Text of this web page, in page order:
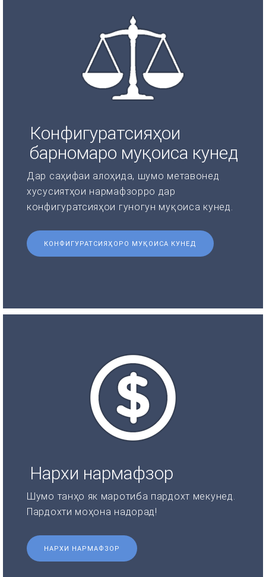
Конфигуратсияҳои
барномаро муқоиса кунед
Дар саҳифаи алоҳида, шумо метавонед
хусусиятҳои нармафзорро дар
конфигуратсияҳои гуногун муқоиса кунед.
КОНФИГУРАТСИЯҲОРО МУҚОИСА КУНЕД
Нархи нармафзор
Шумо танҳо як маротиба пардохт мекунед.
Пардохти моҳона надорад!
НАРХИ НАРМАФЗОР